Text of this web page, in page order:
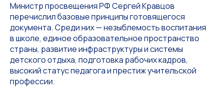
Министр просвещения РФ Сергей Кравцов
перечислил базовые принципы готовящегося
документа. Среди них — незыблемость воспитания
в школе, единое образовательное пространство
страны, развитие инфраструктуры и системы
детского отдыха, подготовка рабочих кадров,
высокий статус педагога и престиж учительской
профессии.